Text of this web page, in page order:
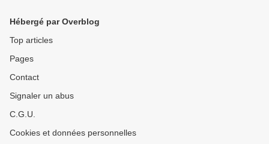
Hébergé par Overblog
Top articles
Pages
Contact
Signaler un abus
C.G.U.
Cookies et données personnelles